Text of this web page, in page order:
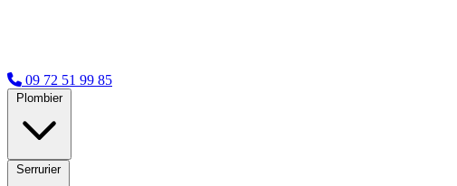
09 72 51 99 85
Plombier
Serrurier